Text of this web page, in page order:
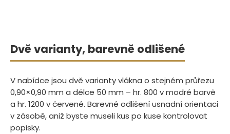
Dvě varianty, barevně odlišené
V nabídce jsou dvě varianty vlákna o stejném průřezu
0,90×0,90 mm a délce 50 mm – hr. 800 v modré barvě
a hr. 1200 v červené. Barevné odlišení usnadní orientaci
v zásobě, aniž byste museli kus po kuse kontrolovat
popisky.